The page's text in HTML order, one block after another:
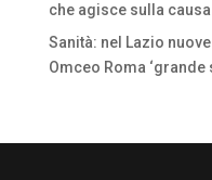
che agisce sulla
Sanità: nel Lazio
Omceo Roma ‘grande